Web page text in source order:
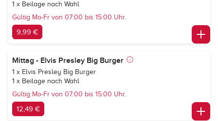
1 x Beilage nach Wahl
Gültig Mo-Fr von 07:00 bis 15:00 Uhr.
9,99 €
Mittag - Elvis Presley Big Burger
1 x Elvis Presley Big Burger
1 x Beilage nach Wahl
Gültig Mo-Fr von 07:00 bis 15:00 Uhr.
12,49 €